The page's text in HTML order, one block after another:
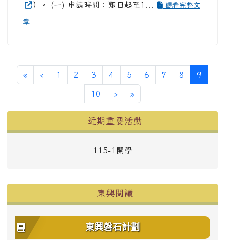
）。 (一) 申請時間：即日起至1...
觀看完整文
章
«第一頁
‹ 上一頁
1 2 3 4 5 6 7 8 9
10 ›下一頁
»最後頁
近期重要活動
115-1開學
東興閱讀
東興磐石計劃